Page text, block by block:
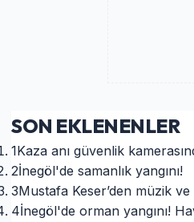
SON EKLENENLER
1Kaza anı güvenlik
2İnegöl'de samanlık yangını!
3Mustafa Keser’den müzik
4İnegöl'de orman yangını!